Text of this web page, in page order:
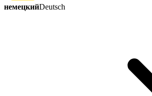
немецкийDeutsch